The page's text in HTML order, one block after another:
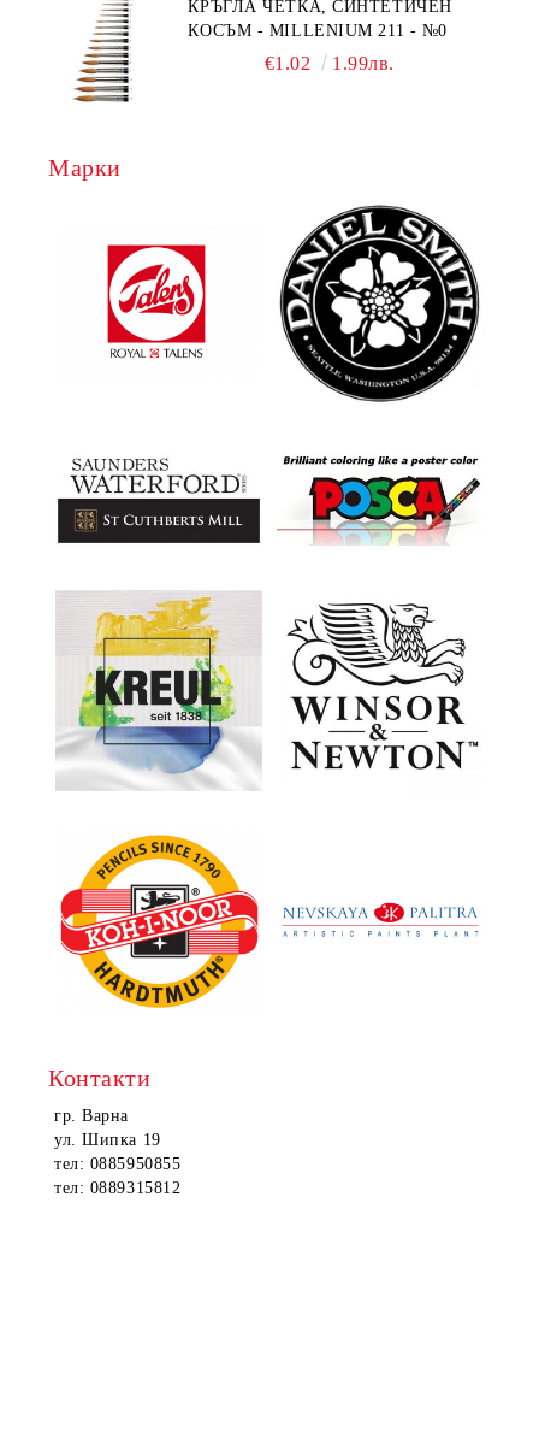
КРЪГЛА ЧЕТКА, СИНТЕТИЧЕН
КОСЪМ - MILLENIUM 211 - №0
€1.02 1.99лв.
Марки
Контакти
гр. Варна
ул. Шипка 19
тел: 0885950855
тел: 0889315812